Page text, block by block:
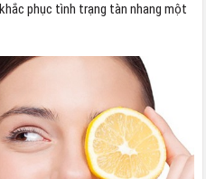
phục tình trạng tàn nhang một